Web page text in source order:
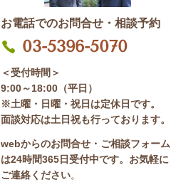
お電話でのお問合せ・相談予約
03-5396-5070
＜受付時間＞
9:00～18:00（平日）
※土曜・日曜・祝日は定休日です。
面談対応は土日祝も行っております。
webからのお問合せ・ご相談フォーム
は24時間365日受付中です。お気軽に
ご連絡ください。